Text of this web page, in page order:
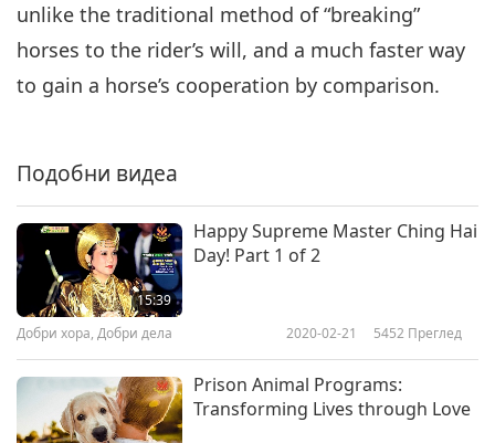
unlike the traditional method of “breaking”
horses to the rider’s will, and a much faster way
to gain a horse’s cooperation by comparison.
Подобни видеа
15:39
Happy Supreme Master Ching Hai
Day! Part 1 of 2
Добри хора, Добри дела 2020-02-21 5452 Преглед
Prison Animal Programs:
Transforming Lives through Love